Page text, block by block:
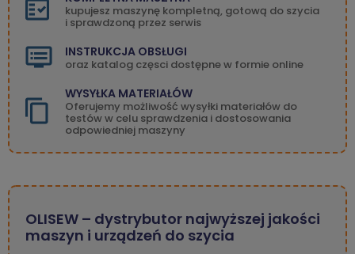
kupujesz maszynę kompletną, gotową do szycia
i sprawdzoną przez serwis
INSTRUKCJA OBSŁUGI
oraz katalog częsci dostępne w formie online
WYSYŁKA MATERIAŁÓW
Oferujemy możliwość wysyłki materiałów do
testów w celu sprawdzenia i dostosowania
odpowiedniej maszyny
OLISEW – dystrybutor najwyższej jakości
maszyn i urządzeń do szycia